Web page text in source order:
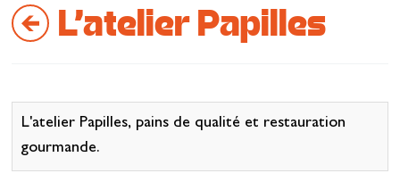
Bouger
S’inspirer
L'atelier Papilles
L'atelier Papilles, pains de qualité et restauration
gourmande.